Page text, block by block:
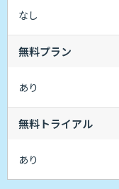
なし
無料プラン
あり
無料トライアル
あり